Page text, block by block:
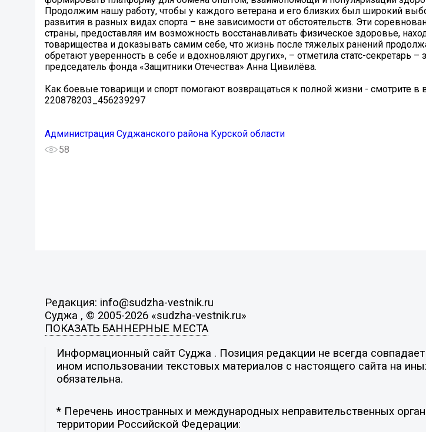
Продолжим нашу работу, чтобы у каждого ветерана и его близких был широкий
развития в разных видах спорта – вне зависимости от обстоятельств. Эти
страны, предоставляя им возможность восстанавливать физическое здоровье,
товарищества и доказывать самим себе, что жизнь после тяжелых ранений
обретают уверенность в себе и вдохновляют других», – отметила статс-секретарь
председатель фонда «Защитники Отечества» Анна Цивилёва.
Как боевые товарищи и спорт помогают возвращаться к полной жизни - смотрите в
220878203_456239297
Администрация Суджанского района Курской области
58
Редакция: info@sudzha-vestnik.ru
Суджа , © 2005-2026 «sudzha-vestnik.ru»
ПОКАЗАТЬ БАННЕРНЫЕ МЕСТА
Информационный сайт Суджа . Позиция редакции не всегда
ином использовании текстовых материалов с настоящего сайта на
обязательна.
* Перечень иностранных и международных неправительственных
территории Российской Федерации: